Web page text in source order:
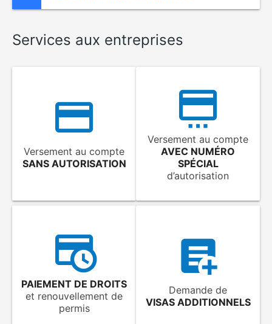
Services aux entreprises
Versement au compte
SANS AUTORISATION
Versement au compte
AVEC NUMÉRO
SPÉCIAL
d’autorisation
PAIEMENT DE DROITS
et renouvellement de
permis
Demande de
VISAS ADDITIONNELS